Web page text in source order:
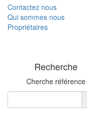
Contactez nous
Qui sommes nous
Propriétaires
Recherche
Cherche référence